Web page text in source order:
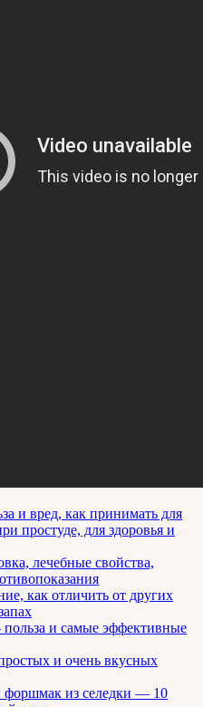
и вред, как принимать для
простуде, для здоровья и
лечебные свойства,
как отличить от других
и самые эффективные
и очень вкусных
из селедки — 10